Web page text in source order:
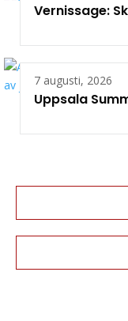
Vernissage:
7 augusti, 2026
Uppsala